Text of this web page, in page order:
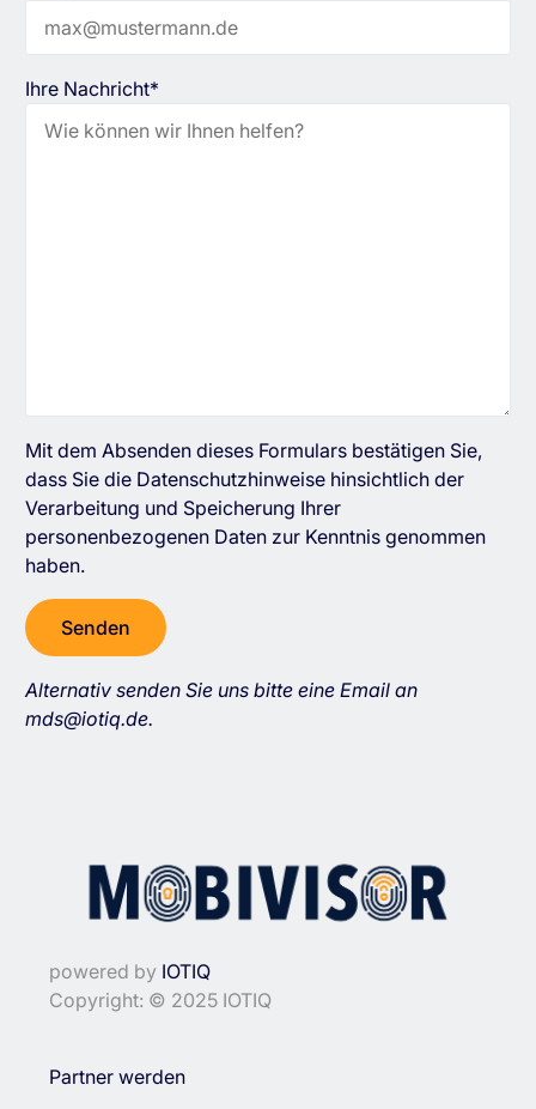
Ihre Nachricht*
Mit dem Absenden dieses Formulars bestätigen Sie,
dass Sie die Datenschutzhinweisehinsichtlich der
Verarbeitung und Speicherung Ihrer
personenbezogenen Daten zur Kenntnis genommen
haben.
Alternativ senden Sie uns bitte eine Email an
mds@iotiq.de.
powered by IOTIQ
Copyright: © 2025 IOTIQ
Partner werden